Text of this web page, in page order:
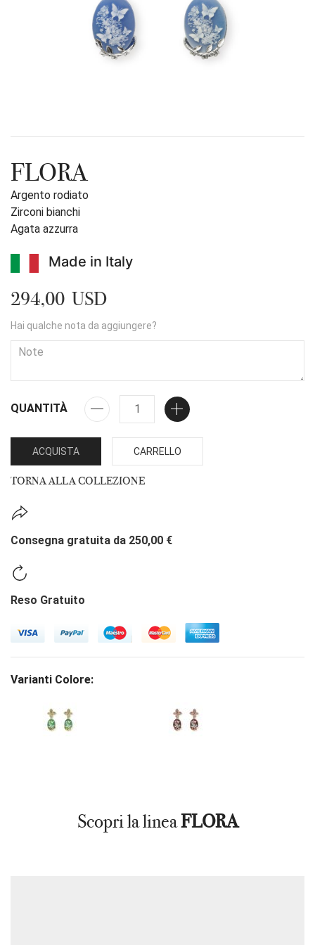
FLORA
Argento rodiato
Zirconi bianchi
Agata azzurra
Made in Italy
294,00 USD
Hai qualche nota da aggiungere?
QUANTITÀ
ACQUISTA CARRELLO
TORNA ALLA COLLEZIONE
Consegna gratuita da 250,00 €
Reso Gratuito
Varianti Colore:
Scopri la lineaFLORA